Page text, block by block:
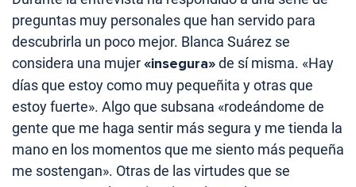
preguntas muy personales que han servido para
descubrirla un poco mejor. Blanca Suárez se
considera una mujer«insegura»de sí misma. «Hay
días que estoy como muy pequeñita y otras que
estoy fuerte». Algo que subsana «rodeándome de
gente que me haga sentir más segura y me tienda la
mano en los momentos que me siento más pequeña
me sostengan». Otras de las virtudes que se